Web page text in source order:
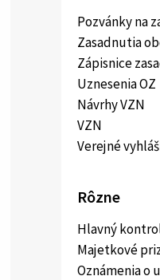
Pozvánky na
Zasadnutia
Zápisnice
Uznesenia OZ
Návrhy VZN
VZN
Verejné
Rôzne
Hlavný
Majetkové
Oznámenia o